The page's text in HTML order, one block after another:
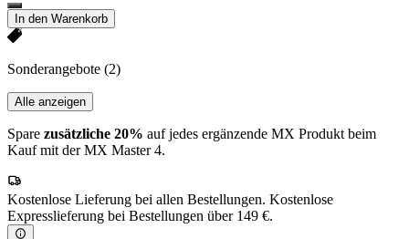
In den Warenkorb
Sonderangebote (2)
Alle anzeigen
Spare zusätzliche 20% auf jedes ergänzende MX Produkt beim
Kauf mit der MX Master 4.
Kostenlose Lieferung bei allen Bestellungen. Kostenlose
Expresslieferung bei Bestellungen über 149 €.